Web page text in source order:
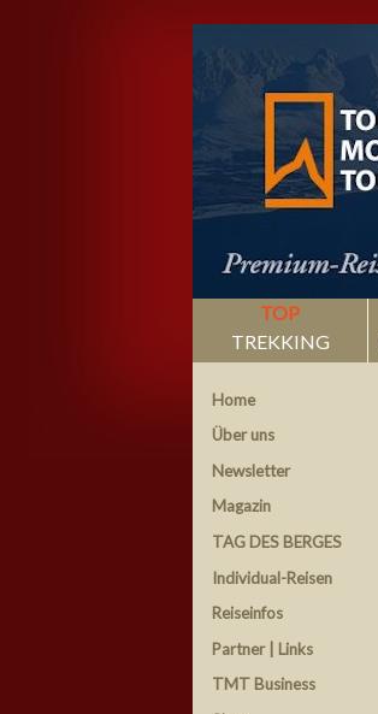
TOP
TREKKING
Home
Über uns
Newsletter
Magazin
TAG DES BERGES
Individual-Reisen
Reiseinfos
Partner | Links
TMT Business